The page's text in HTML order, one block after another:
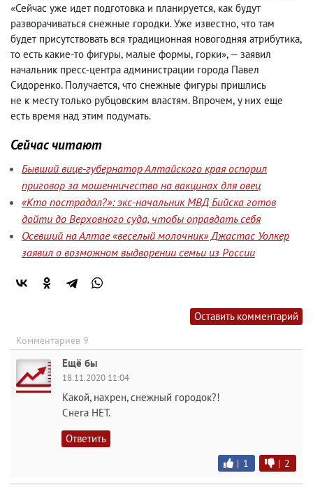
«Сейчас уже идет подготовка и планируется, как будут
разворачиваться снежные городки. Уже известно, что там
будет присутствовать вся традиционная новогодняя атрибутика,
то есть какие-то фигуры, малые формы, горки», — заявил
начальник пресс-центра администрации города Павел
Сидоренко. Получается, что снежные фигуры пришлись
не к месту только рубцовским властям. Впрочем, у них еще
есть время над этим подумать.
Сейчас читают
Бывший вице-губернатор Алтайского края оспорил
приговор за мошенничество на вакцинах для овец
«Кто пострадал?»: экс-начальник МВД Бийска готов
дойти до Верховного суда, чтобы оправдать себя
Осевший на Алтае «веселый молочник» Джастас Уолкер
заявил о возможном выдворении семьи из России
Оставить комментарий
Комментариев 9
Ещё бы
18.11.2020 11:04
Какой, нахрен, снежный городок?!
Снега НЕТ.
Ответить
| 1 | 2